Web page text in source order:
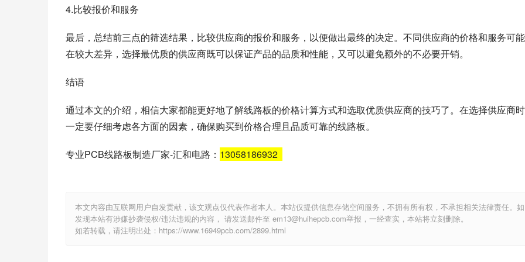
4.比较报价和服务
最后，总结前三点的筛选结果，比较供应商的报价和服务，以便做出最终的决定。不同供应商的价格和服务可
在较大差异，选择最优质的供应商既可以保证产品的品质和性能，又可以避免额外的不必要开销。
结语
通过本文的介绍，相信大家都能更好地了解线路板的价格计算方式和选取优质供应商的技巧了。在选择供应商
一定要仔细考虑各方面的因素，确保购买到价格合理且品质可靠的线路板。
专业PCB线路板制造厂家-汇和电路： 13058186932
本文内容由互联网用户自发贡献，该文观点仅代表作者本人。本站仅提供信息存储空间服务，不拥有所有权，不承担相关法律责任。如
发现本站有涉嫌抄袭侵权/违法违规的内容， 请发送邮件至 em13@huihepcb.com举报，一经查实，本站将立刻删除。
如若转载，请注明出处：https://www.16949pcb.com/2899.html